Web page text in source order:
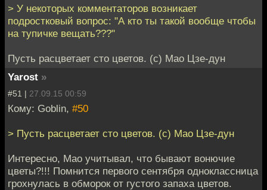
> У некоторых комментаторов возникает
подростковый вопрос: "А кто ты такой вообще чтобы
на тупичке вещать???"
Пусть расцветает сто цветов. (с) Мао Цзе-дун
Yarost »
#51 | 27.09.15 00:59
Кому: Goblin, #50
> Пусть расцветает сто цветов. (с) Мао Цзе-дун
Интересно, Мао учитывал, что бывают вонючие
цветы?!!! Помнится первого сентября одноклассница
грохнулась в обморок от густого запаха цветов.